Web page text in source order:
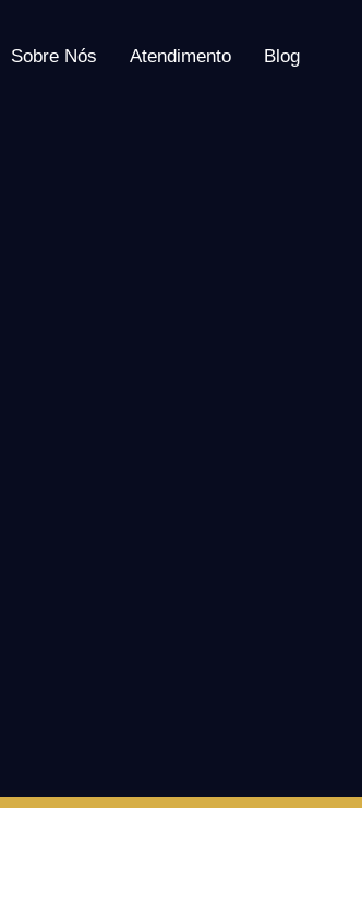
Sobre Nós Atendimento Blog